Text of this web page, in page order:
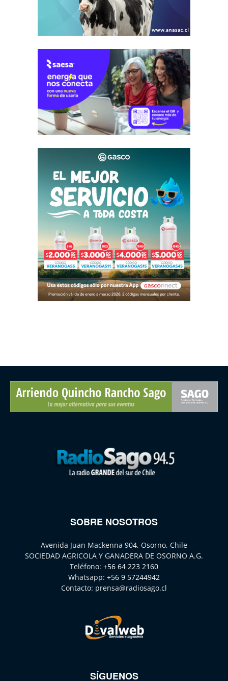
SOBRE NOSOTROS
Avenida Juan Mackenna 904, Osorno, Chile
SOCIEDAD AGRICOLA Y GANADERA DE OSORNO A.G.
Teléfono: +56 64 223 2160
Whatsapp: +56 9 57244942
Contacto: prensa@radiosago.cl
SÍGUENOS